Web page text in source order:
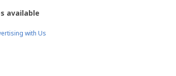
available
with Us